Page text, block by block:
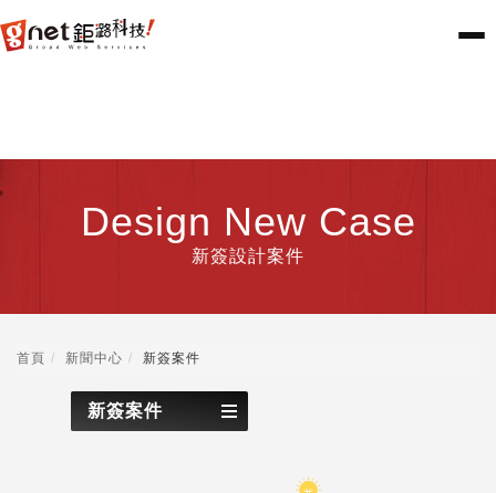
Design New Case
新簽設計案件
首頁 新聞中心 新簽案件
新簽案件